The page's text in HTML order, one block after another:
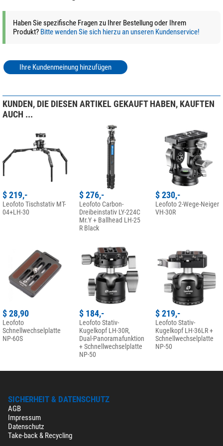
Videoneiger BV
Transporttasche
Unser Expertenkommentar:
Stative und lassen Sie sich von den Expertentipps inspirieren, um das
perfekte Stativ zu finden!
Haben Sie spezifische Fragen zu Ihrer Bestellung oder Ihrem
Produkt? Bitte wenden Sie sich hierzu an unseren Kundenservice!
Ihre Kundenmeinung hinzufügen
KUNDEN, DIE DIESEN ARTIKEL GEKAUFT HABEN, KAUFTEN
AUCH ...
$ 219,-
Leofoto Tischstativ MT-
04+LH-30
$ 276,-
Leofoto Carbon-
Dreibeinstativ LY-224C
Mr.Y + Ballhead LH-25
R Black
$ 230,-
Leofoto 2-Wege-Neiger
VH-30R
$ 28,90
Leofoto
Schnellwechselplatte
NP-60S
$ 184,-
Leofoto Stativ-
Kugelkopf LH-30R,
Dual-Panoramafunktion
+ Schnellwechselplatte
NP-50
$ 219,-
Leofoto Stativ-
Kugelkopf LH-36LR +
Schnellwechselplatte
NP-50
SICHERHEIT & DATENSCHUTZ
AGB
Impressum
Datenschutz
Take-back & Recycling